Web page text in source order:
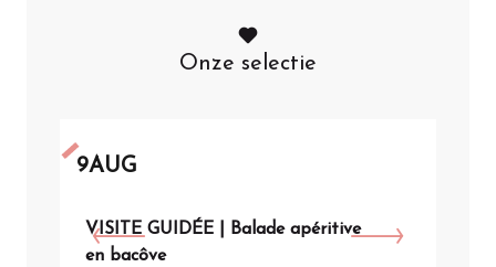
Onze selectie
9AUG
VISITE GUIDÉE | Balade apéritive
en bacôve